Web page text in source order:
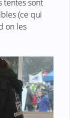
tentes sont
(ce qui
on les